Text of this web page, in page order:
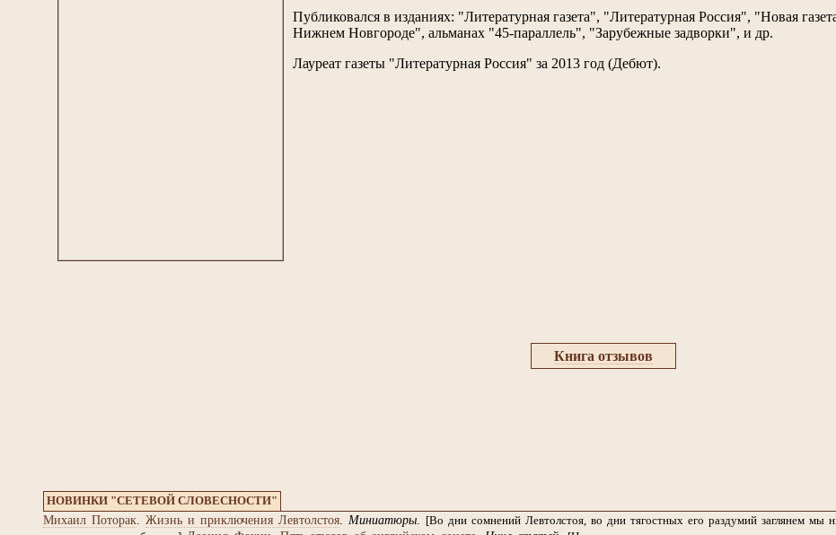
Публиковался в изданиях: "Литературная газета", "Литературная Россия", "Новая
Нижнем Новгороде", альманах "45-параллель", "Зарубежные задворки", и др.
Лауреат газеты "Литературная Россия" за 2013 год (Дебют).
Книга отзывов
НОВИНКИ "СЕТЕВОЙ СЛОВЕСНОСТИ"
Михаил Поторак. Жизнь и приключения Левтолстоя. Миниатюры.
[Во дни сомнений Левтолстоя, во дни тягостных его раздумий заглянем